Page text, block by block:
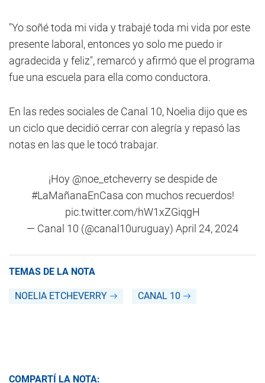
"Yo soñé toda mi vida y trabajé toda mi vida por este
presente laboral, entonces yo solo me puedo ir
agradecida y feliz", remarcó y afirmó que el programa
fue una escuela para ella como conductora.
En las redes sociales de Canal 10, Noelia dijo que es
un ciclo que decidió cerrar con alegría y repasó las
notas en las que le tocó trabajar.
¡Hoy @noe_etcheverryse despide de
#LaMañanaEnCasa con muchos recuerdos!
pic.twitter.com/hW1xZGiqgH
— Canal 10 (@canal10uruguay) April 24, 2024
TEMAS DE LA NOTA
NOELIA ETCHEVERRY CANAL 10
COMPARTÍ LA NOTA: